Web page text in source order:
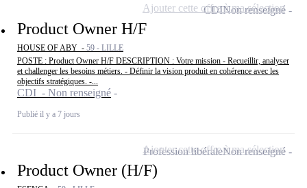
Product Owner H/F
HOUSE OF ABY - 59 - LILLE
POSTE : Product Owner H/F DESCRIPTION : Votre mission - Recueillir, analyser
et challenger les besoins métiers. - Définir la vision produit en cohérence avec les
objectifs stratégiques. -...
CDI - Non renseigné
Publié il y a 7 jours
CDINon renseigné
Ajouter cette offre à ma sélection
Product Owner (H/F)
Profession libéraleNon renseigné
Ajouter cette offre à ma sélection